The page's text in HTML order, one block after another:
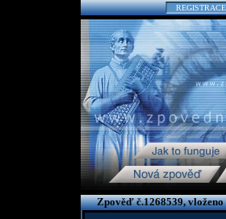
REGISTRACE
Zpověď č.1268539, vloženo